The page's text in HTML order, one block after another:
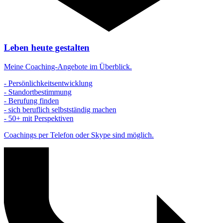
Leben heute gestalten
Meine Coaching-Angebote im Überblick.
- Persönlichkeitsentwicklung
- Standortbestimmung
- Berufung finden
- sich beruflich selbstständig machen
- 50+ mit Perspektiven
Coachings per Telefon oder Skype sind möglich.